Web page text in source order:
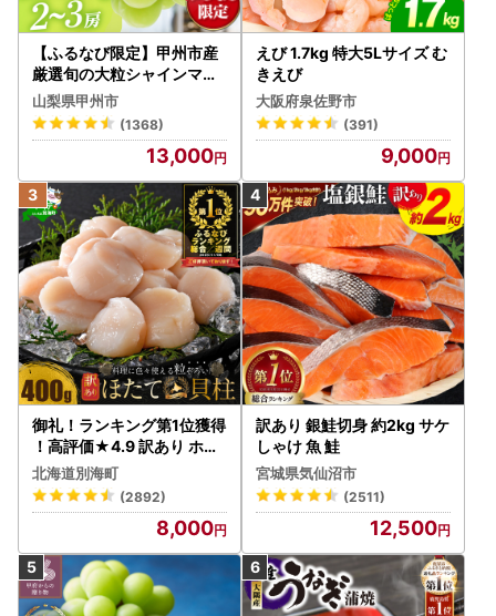
【ふるなび限定】甲州市産
厳選旬の大粒シャインマス
カット 約1.3kg 2～3房【2
026年発送】（MG）B12-
472 FN-Limited-VO シャ
インマスカット フルーツ
山梨県甲州市
(1368)
13,000
えび 1.7kg 特大5Lサイズ む
きえび
大阪府泉佐野市
(391)
9,000
御礼！ランキング第1位獲得
！高評価★4.9 訳あり ホタ
テ 400g（ほたて 帆立 貝柱
冷凍 ）
北海道別海町
(2892)
8,000
訳あり 銀鮭切身 約2kg サケ
しゃけ 魚 鮭
宮城県気仙沼市
(2511)
12,500